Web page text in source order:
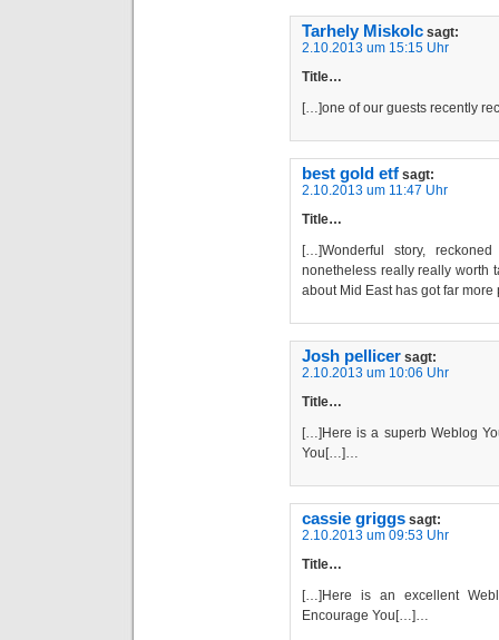
Tarhely Miskolc sagt:
2.10.2013 um 15:15 Uhr
Title…
[…]one of our guests recently
best gold etf sagt:
2.10.2013 um 11:47 Uhr
Title…
[…]Wonderful story,
nonetheless really really worth
about Mid East has got far
Josh pellicer sagt:
2.10.2013 um 10:06 Uhr
Title…
[…]Here is a superb Weblog
You[…]…
cassie griggs sagt:
2.10.2013 um 09:53 Uhr
Title…
[…]Here is an excellent
Encourage You[…]…